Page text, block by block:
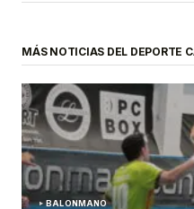
MÁS NOTICIAS DEL DEPORTE
BALONMANO